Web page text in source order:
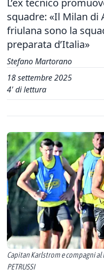
L’ex tecnico
squadre: «Il Milan di
friulana sono la
preparata d’Italia»
Stefano Martorano
18 settembre 2025
4' di lettura
Capitan Karlstrom e compagni
PETRUSSI